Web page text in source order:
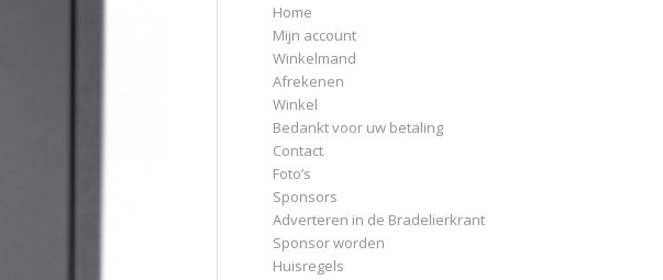
Home
Mijn account
Winkelmand
Afrekenen
Winkel
Bedankt voor uw betaling
Contact
Foto’s
Sponsors
Adverteren in de Bradelierkrant
Sponsor worden
Huisregels